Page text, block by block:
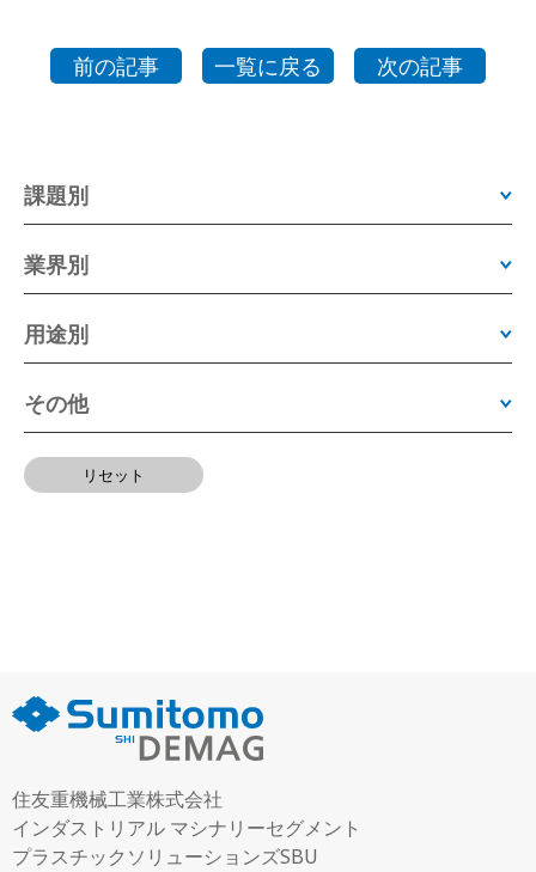
課題別
業界別
用途別
その他
リセット
前の記事 一覧に戻る 次の記事
住友重機械工業株式会社
インダストリアル マシナリーセグメント
プラスチックソリューションズSBU